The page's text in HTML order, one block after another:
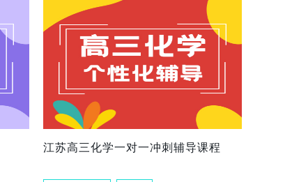
江苏高三化学一对一冲刺辅导课程